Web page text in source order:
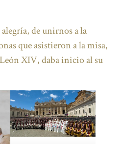
de unirnos a la
que asistieron a la misa,
XIV, daba inicio al su